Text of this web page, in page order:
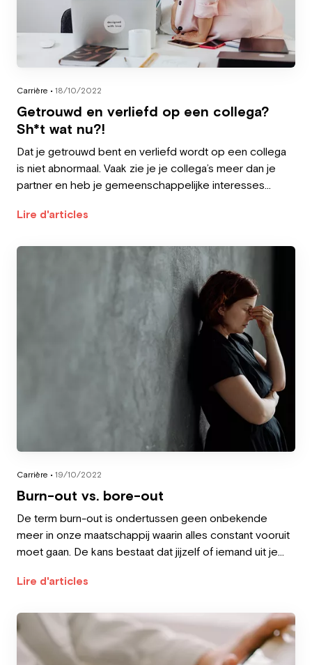
Carrière • 18/10/2022
Getrouwd en verliefd op een collega?
Sh*t wat nu?!
Dat je getrouwd bent en verliefd wordt op een collega
is niet abnormaal. Vaak zie je je collega’s meer dan je
partner en heb je gemeenschappelijke interesses
Lire d'articles
Carrière • 19/10/2022
Burn-out vs. bore-out
De term burn-out is ondertussen geen onbekende
meer in onze maatschappij waarin alles constant vooruit
moet gaan. De kans bestaat dat jijzelf of iemand uit je
Lire d'articles